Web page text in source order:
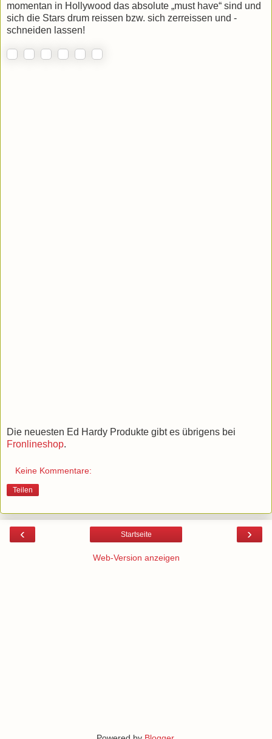
momentan in Hollywood das absolute „must have“ sind und
sich die Stars drum reissen bzw. sich zerreissen und -
schneiden lassen!
Die neuesten Ed Hardy Produkte gibt es übrigens bei
Fronlineshop.
Keine Kommentare:
Teilen
‹ ›
Startseite
Web-Version anzeigen